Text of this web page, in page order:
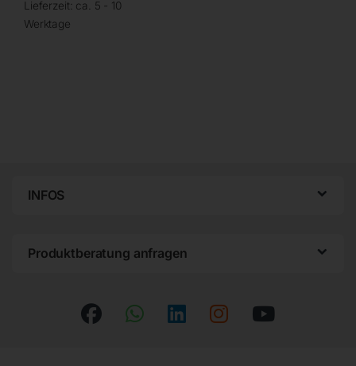
Lieferzeit: ca. 5 - 10
Werktage
INFOS
Produktberatung anfragen